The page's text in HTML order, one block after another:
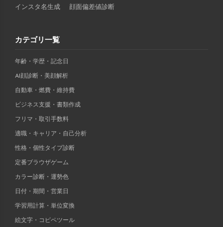
インスタ名生成 顔面偏差値診断
カテゴリ一覧
年齢・学歴・記念日
AI顔診断・美顔解析
自動車・燃費・維持費
ビジネス支援・書類作成
フリマ・取引手数料
適職・キャリア・自己分析
性格・個性タイプ診断
定番ブラウザゲーム
カラー診断・運勢色
日付・期間・営業日
学習用計算・単位変換
絵文字・コピペツール